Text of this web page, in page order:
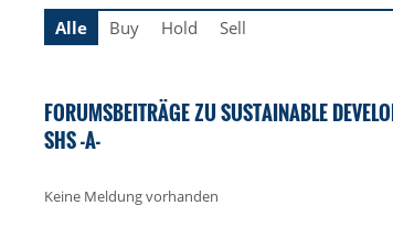
Alle
Buy Hold Sell
FORUMSBEITRÄGE ZU SUSTAINABLE
SHS -A-
Keine Meldung vorhanden